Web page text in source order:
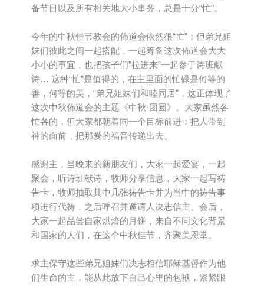
备节目以及所有相关地大小事务，总是十分“忙”。
今年的中秋佳节教会的佈道会依然很“忙”；但弟兄姐
妹们彼此之间一起搭配，一起筹备这次佈道会大大
小小的事宜，也把孩子们”拉进来”一起参于诗班献
诗… 这种“忙”是值得的，在主里面的忙碌是何等的
善，何等的美，“弟兄姐妹们和睦同居”，这正体现了
这次中秋佈道会的主题《中秋·团圆》。大家虽然各
忙各的，但大家都朝着同一个目标前进：把人带到
神的面前，把那爱的福音传递出去。
感谢主，当晚来的新朋友们，大家一起爱宴，一起
聚会，听诗班献诗，牧师分享信息，大家一起写祷
告卡，牧师抽取其中几张祷告卡并为当中的祷告事
项进行代祷，之后呼召并邀请人决志信主。会后，
大家一起品尝自家烘焙的月饼，来自不同文化背景
和国家的人们，在这个中秋佳节，齐聚美恩堂。
求主保守这些弟兄姐妹们决志相信耶稣基督作为他
们生命的主，能从此放下自己心里的包袱，紧紧跟